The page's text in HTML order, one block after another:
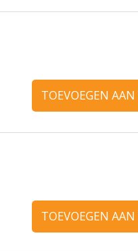
TOEVOEGEN
TOEVOEGEN